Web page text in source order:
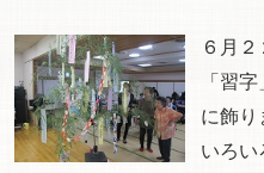
６月
「習
に飾り
いろい